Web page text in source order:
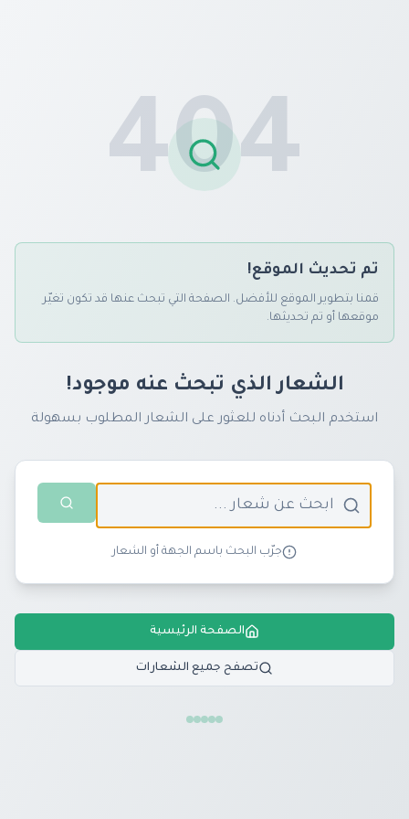
404
تم تحديث الموقع!
قمنا بتطوير الموقع للأفضل. الصفحة التي تبحث عنها قد تكون تغيّر
موقعها أو تم تحديثها.
الشعار الذي تبحث عنه موجود!
استخدم البحث أدناه للعثور على الشعار المطلوب بسهولة
جرّب البحث باسم الجهة أو الشعار
الصفحة الرئيسية
تصفح جميع الشعارات